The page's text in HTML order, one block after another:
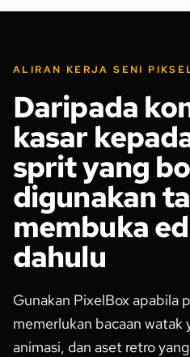
ALIRAN KERJA SENI
Daripada
kasar
sprit yang
digunakan
membuka
dahulu
Gunakan PixelBox apabila
memerlukan bacaan watak
animasi, dan aset retro